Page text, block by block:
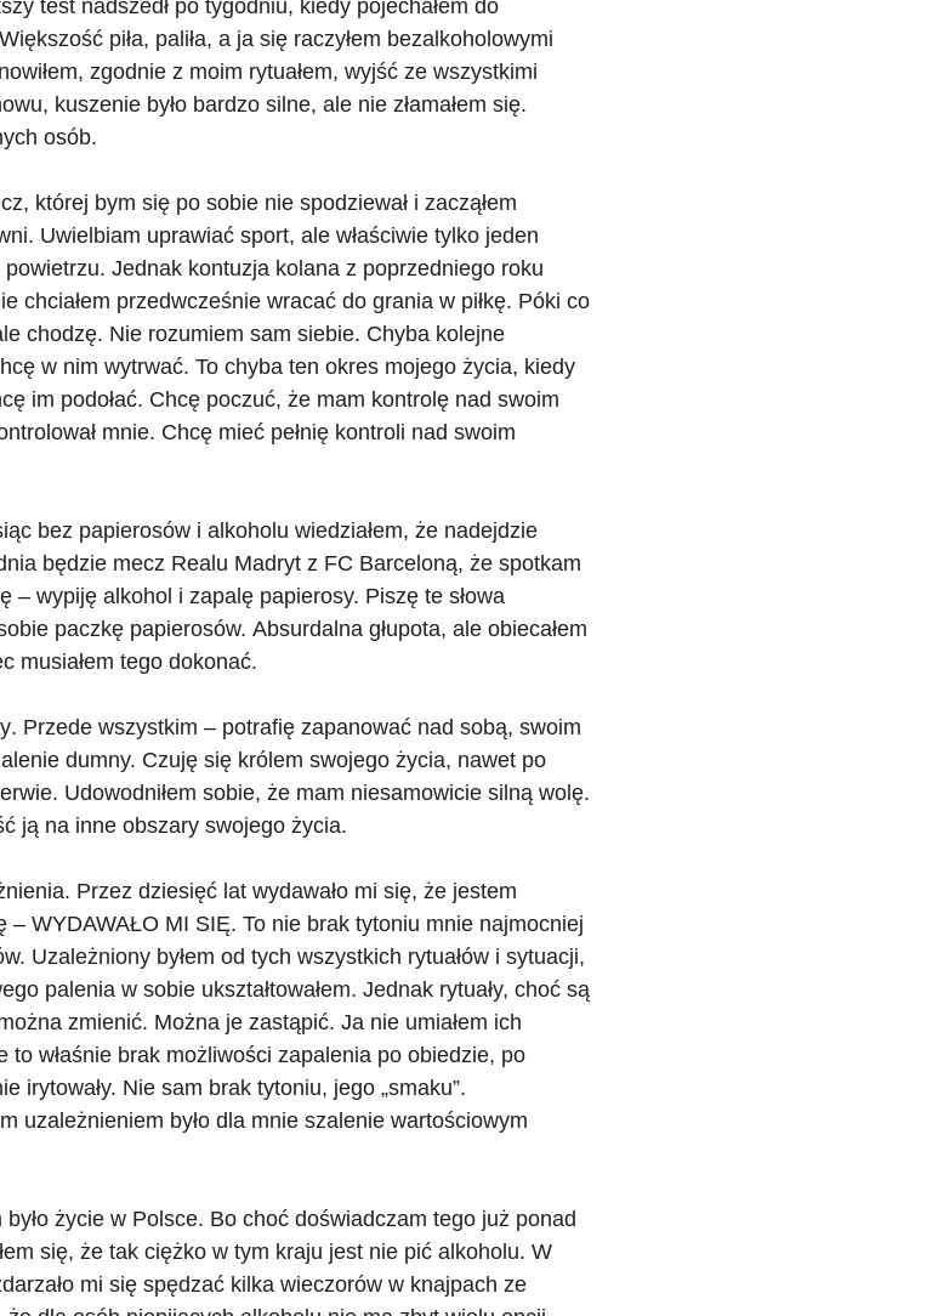
test nadszedł po tygodniu, kiedy pojechałem do
piła, paliła, a ja się raczyłem bezalkoholowymi
zgodnie z moim rytuałem, wyjść ze wszystkimi
kuszenie było bardzo silne, ale nie złamałem się.
osób.
której bym się po sobie nie spodziewał i zacząłem
Uwielbiam uprawiać sport, ale właściwie tylko jeden
powietrzu. Jednak kontuzja kolana z poprzedniego roku
chciałem przedwcześnie wracać do grania w piłkę. Póki co
chodzę. Nie rozumiem sam siebie. Chyba kolejne
w nim wytrwać. To chyba ten okres mojego życia, kiedy
im podołać. Chcę poczuć, że mam kontrolę nad swoim
mnie. Chcę mieć pełnię kontroli nad swoim
bez papierosów i alkoholu wiedziałem, że nadejdzie
będzie mecz Realu Madryt z FC Barceloną, że spotkam
– wypiję alkohol i zapalę papierosy. Piszę te słowa
paczkę papierosów. Absurdalna głupota, ale obiecałem
musiałem tego dokonać.
. Przede wszystkim – potrafię zapanować nad sobą, swoim
dumny. Czuję się królem swojego życia, nawet po
Udowodniłem sobie, że mam niesamowicie silną wolę.
ją na inne obszary swojego życia.
Przez dziesięć lat wydawało mi się, że jestem
– WYDAWAŁO MI SIĘ. To nie brak tytoniu mnie najmocniej
Uzależniony byłem od tych wszystkich rytuałów i sytuacji,
palenia w sobie ukształtowałem. Jednak rytuały, choć są
zmienić. Można je zastąpić. Ja nie umiałem ich
właśnie brak możliwości zapalenia po obiedzie, po
irytowały. Nie sam brak tytoniu, jego „smaku”.
uzależnieniem było dla mnie szalenie wartościowym
życie w Polsce. Bo choć doświadczam tego już ponad
się, że tak ciężko w tym kraju jest nie pić alkoholu. W
mi się spędzać kilka wieczorów w knajpach ze